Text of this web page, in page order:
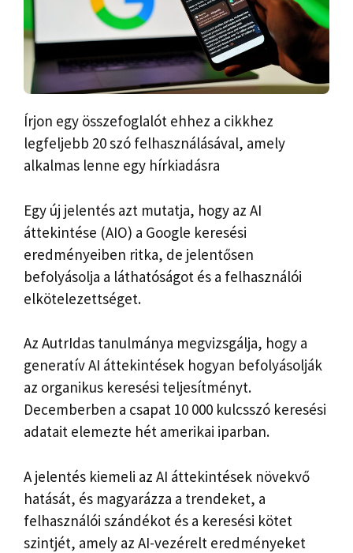
Írjon egy összefoglalót ehhez a cikkhez
legfeljebb 20 szó felhasználásával, amely
alkalmas lenne egy hírkiadásra
Egy új jelentés azt mutatja, hogy az AI
áttekintése (AIO) a Google keresési
eredményeiben ritka, de jelentősen
befolyásolja a láthatóságot és a felhasználói
elkötelezettséget.
Az AutrIdas tanulmánya megvizsgálja, hogy a
generatív AI áttekintések hogyan befolyásolják
az organikus keresési teljesítményt.
Decemberben a csapat 10 000 kulcsszó keresési
adatait elemezte hét amerikai iparban.
A jelentés kiemeli az AI áttekintések növekvő
hatását, és magyarázza a trendeket, a
felhasználói szándékot és a keresési kötet
szintjét, amely az AI-vezérelt eredményeket